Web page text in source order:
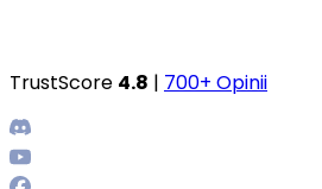
TrustScore 4.8 | 700+ Opinii